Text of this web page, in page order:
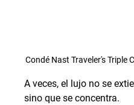
Condé Nast Traveler's Triple
A veces, el lujo no se
sino que se concentra.